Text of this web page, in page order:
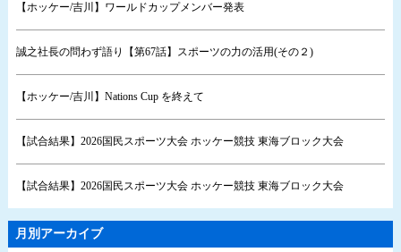
【ホッケー/吉川】ワールドカップメンバー発表
誠之社長の問わず語り【第67話】スポーツの力の活用(その２)
【ホッケー/吉川】Nations Cup を終えて
【試合結果】2026国民スポーツ大会 ホッケー競技 東海ブロック大会
【試合結果】2026国民スポーツ大会 ホッケー競技 東海ブロック大会
月別アーカイブ